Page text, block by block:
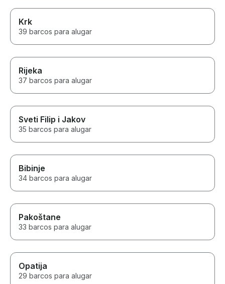
Krk
39 barcos para alugar
Rijeka
37 barcos para alugar
Sveti Filip i Jakov
35 barcos para alugar
Bibinje
34 barcos para alugar
Pakoštane
33 barcos para alugar
Opatija
29 barcos para alugar